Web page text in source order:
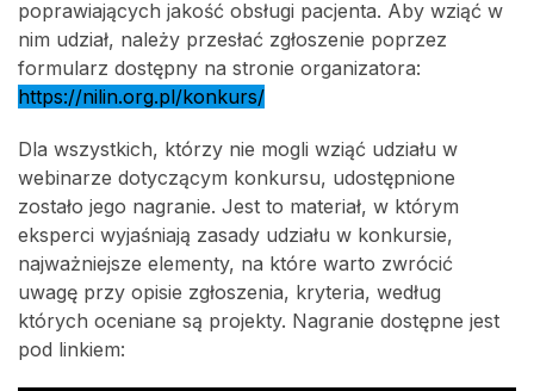
poprawiających jakość obsługi pacjenta. Aby wziąć w
nim udział, należy przesłać zgłoszenie poprzez
formularz dostępny na stronie organizatora:
https://nilin.org.pl/konkurs/
Dla wszystkich, którzy nie mogli wziąć udziału w
webinarze dotyczącym konkursu, udostępnione
zostało jego nagranie. Jest to materiał, w którym
eksperci wyjaśniają zasady udziału w konkursie,
najważniejsze elementy, na które warto zwrócić
uwagę przy opisie zgłoszenia, kryteria, według
których oceniane są projekty. Nagranie dostępne jest
pod linkiem: